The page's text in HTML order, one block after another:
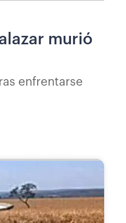
murió
enfrentarse